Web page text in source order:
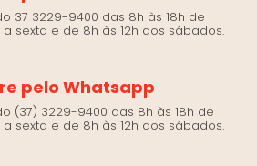
37 3229-9400 das 8h às 18h de
sexta e de 8h às 12h aos sábados.
pelo Whatsapp
(37) 3229-9400 das 8h às 18h de
sexta e de 8h às 12h aos sábados.